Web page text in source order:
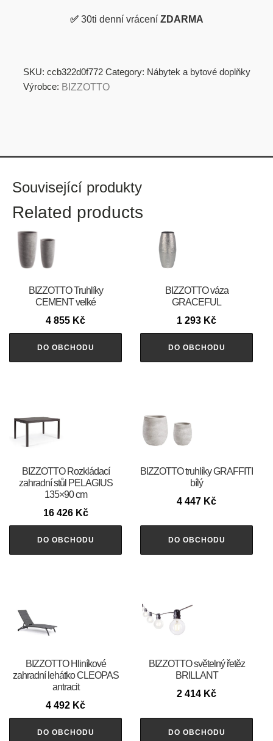
✅ 30ti denní vrácení ZDARMA
SKU: ccb322d0f772 Category: Nábytek a bytové doplňky
Výrobce: BIZZOTTO
Související produkty
Related products
BIZZOTTO Truhlíky
CEMENT velké
4 855 Kč
DO OBCHODU
BIZZOTTO váza
GRACEFUL
1 293 Kč
DO OBCHODU
BIZZOTTO Rozkládací
zahradní stůl PELAGIUS
135×90 cm
16 426 Kč
DO OBCHODU
BIZZOTTO truhlíky GRAFFITI
bílý
4 447 Kč
DO OBCHODU
BIZZOTTO Hliníkové
zahradní lehátko CLEOPAS
antracit
4 492 Kč
DO OBCHODU
BIZZOTTO světelný řetěz
BRILLANT
2 414 Kč
DO OBCHODU